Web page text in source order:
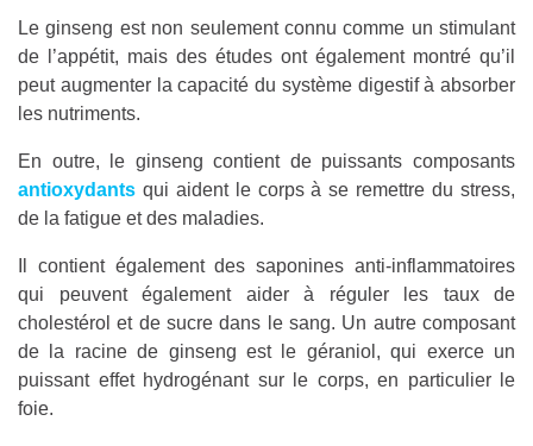
Le ginseng est non seulement connu comme un stimulant
de l’appétit, mais des études ont également montré qu’il
peut augmenter la capacité du système digestif à absorber
les nutriments.
En outre, le ginseng contient de puissants composants
antioxydants qui aident le corps à se remettre du stress,
de la fatigue et des maladies.
Il contient également des saponines anti-inflammatoires
qui peuvent également aider à réguler les taux de
cholestérol et de sucre dans le sang. Un autre composant
de la racine de ginseng est le géraniol, qui exerce un
puissant effet hydrogénant sur le corps, en particulier le
foie.